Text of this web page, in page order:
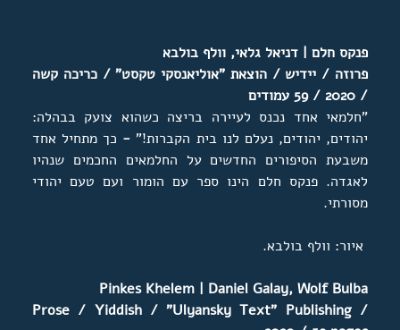
פנקס חלם | דניאל גלאי, וולף בולבא
פרוזה / יידיש / הוצאת "אוליאנסקי טקסט" / כריכה קשה
/ 2020 / 59 עמודים
"חלמאי אחד נכנס לעיירה בריצה כשהוא צועק בבהלה:
יהודים, יהודים, נעלם לנו בית הקברות!" - כך מתחיל אחד
משבעת הסיפורים החדשים על החלמאים החכמים שנהיו
לאגדה. פנקס חלם הינו ספר עם הומור ועם טעם יהודי
מסורתי.
איור: וולף בולבא.
Pinkes Khelem | Daniel Galay, Wolf Bulba
Prose / Yiddish / "Ulyansky Text" Publishing /